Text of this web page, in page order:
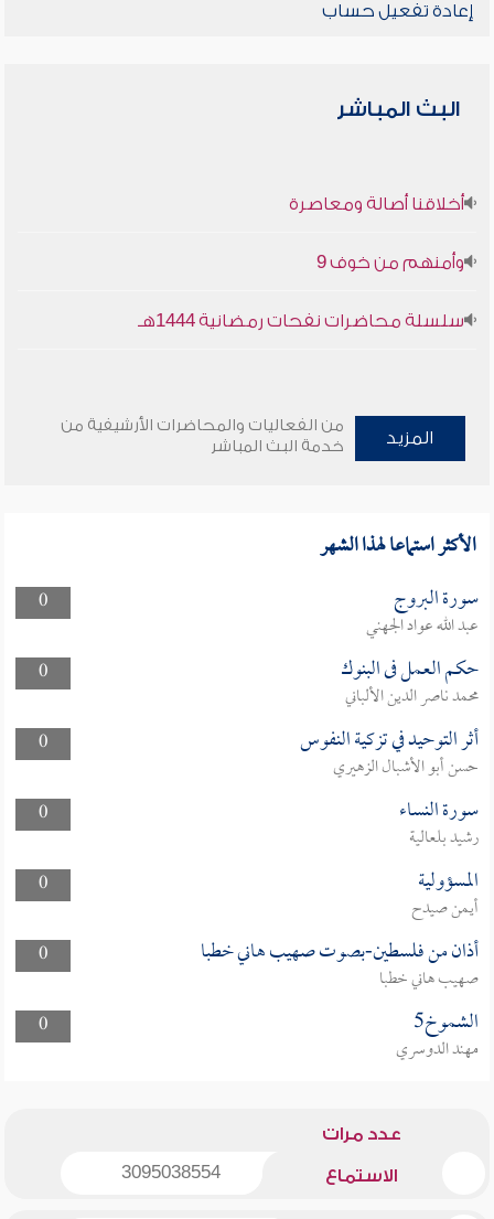
إعادة تفعيل حساب
البث المباشر
أخلاقنا أصالة ومعاصرة
وأمنهم من خوف 9
سلسلة محاضرات نفحات رمضانية 1444هـ
المزيد
من الفعاليات والمحاضرات الأرشيفية من
خدمة البث المباشر
الأكثر استماعا لهذا الشهر
0 سورة البروج
عبد الله عواد الجهني
0
حكم العمل فى البنوك
محمد ناصر الدين الألباني
0
أثر التوحيد في تزكية النفوس
حسن أبو الأشبال الزهيري
0
سورة النساء
رشيد بلعالية
0
المسؤولية
أيمن صيدح
0
أذان من فلسطين-بصوت صهيب هاني خطبا
صهيب هاني خطبا
0
الشموخ5
مهند الدوسري
عدد مرات
الاستماع 3095038554